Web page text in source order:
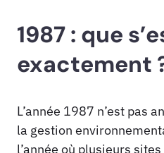
1987 : que
exactement
L’année 1987 n’est pas
la gestion
l’année où plusieurs